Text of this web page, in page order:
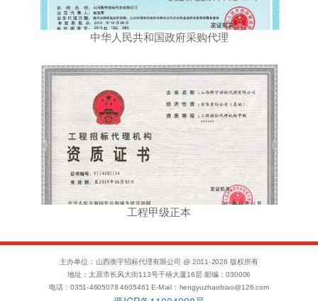
中华人民共和国政府采购代理
工程甲级正本
主办单位：山西衡宇招标代理有限公司 @ 2011-2026 版权所有
地址：太原市长风大街113号千禧大厦16层 邮编：030006
电话：0351-4605078 4605461 E-Mail：hengyuzhaobiao@126.com